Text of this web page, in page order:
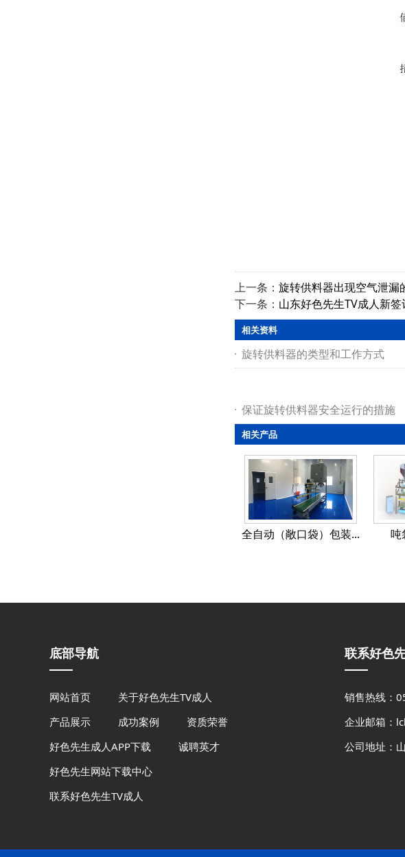
上一条： 旋转供料器出现空气泄漏
下一条： 山东好色先生TV成人新
相关资料
旋转供料器的类型和工作方式
保证旋转供料器安全运行的措施
相关产品
全自动（敞口袋）包装... 吨
底部导航
网站首页
关于好色先生TV成人
产品展示
成功案例
资质荣誉
好色先生成人APP下载
诚聘英才
好色先生网站下载中心
联系好色先生TV成人
联系好色
销售热线：
企业邮箱：
公司地址：